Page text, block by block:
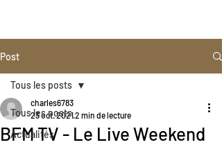
Post
Tous les posts
Actualités
Tous les posts
BFM TV - Le Live Weekend
charles6783
23 oct. 20212 min de lecture